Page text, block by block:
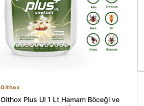
Oithox
Oithox Plus Ul 1 Lt Hamam Böceği ve